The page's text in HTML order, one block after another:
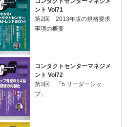
ント Vol71
第2回 2013年版の規格要求
事項の概要
コンタクトセンターマネジメ
ント Vol72
第3回 「5 リーダーシッ
プ」